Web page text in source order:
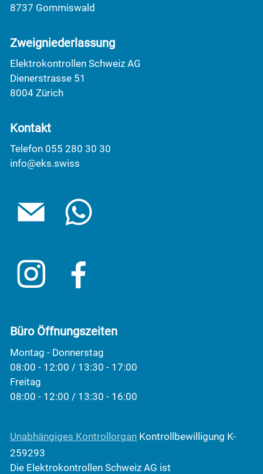
8737 Gommiswald
Zweigniederlassung
Elektrokontrollen Schweiz AG
Dienerstrasse 51
8004 Zürich
Kontakt
Telefon 055 280 30 30
info@eks.swiss
Büro Öffnungszeiten
Montag - Donnerstag
08:00 - 12:00 / 13:30 - 17:00
Freitag
08:00 - 12:00 / 13:30 - 16:00
Unabhängiges Kontrollorgan Kontrollbewilligung K-
259293
Die Elektrokontrollen Schweiz AG ist